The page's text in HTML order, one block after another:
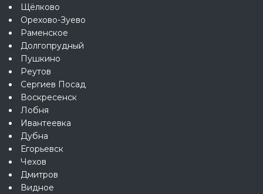
Щёлково
Орехово-Зуево
Раменское
Долгопрудный
Пушкино
Реутов
Сергиев Посад
Воскресенск
Лобня
Ивантеевка
Дубна
Егорьевск
Чехов
Дмитров
Видное